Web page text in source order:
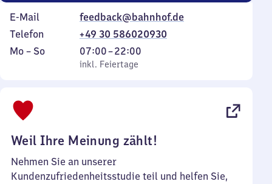
E-Mail
feedback@bahnhof.de
Telefon
+49 30 586020930
Montag
Mo – So,
inkl. Feiertage
07:00–22:00
Von
7
inkl. Feiertage
Weil Ihre Meinung zählt!
Nehmen Sie an unserer
Kundenzufriedenheitsstudie teil und helfen Sie,